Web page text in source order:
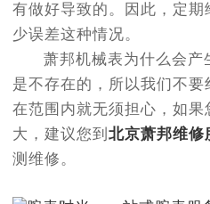
有做好导致的。因此，定
少误差这种情况。
萧邦机械表为什么会产
是不存在的，所以我们不
在范围内就无须担心，如
大，建议您到 北京萧邦维修
测维修。